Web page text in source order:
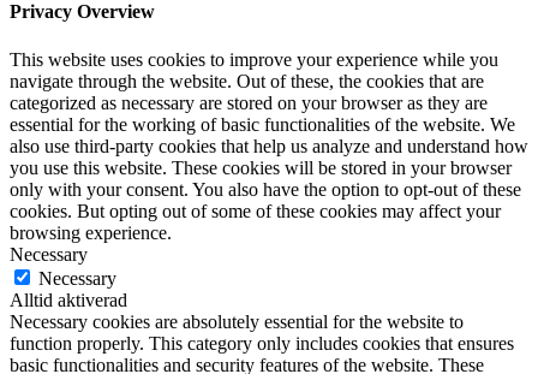
Privacy Overview
This website uses cookies to improve your experience while you
navigate through the website. Out of these, the cookies that are
categorized as necessary are stored on your browser as they are
essential for the working of basic functionalities of the website. We
also use third-party cookies that help us analyze and understand how
you use this website. These cookies will be stored in your browser
only with your consent. You also have the option to opt-out of these
cookies. But opting out of some of these cookies may affect your
browsing experience.
Necessary
Necessary
Alltid aktiverad
Necessary cookies are absolutely essential for the website to
function properly. This category only includes cookies that ensures
basic functionalities and security features of the website. These